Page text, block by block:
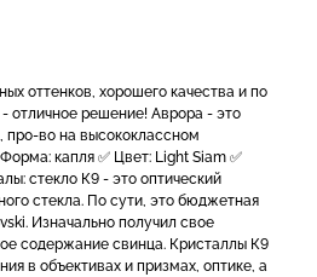
оттенков, хорошего качества и по
отличное решение! Аврора - это
про-во на высококлассном
капля ✅ Цвет: Light Siam ✅
стекло К9 - это оптический
стекла. По сути, это бюджетная
Изначально получил свое
содержание свинца. Кристаллы К9
в объективах и призмах, оптике, а